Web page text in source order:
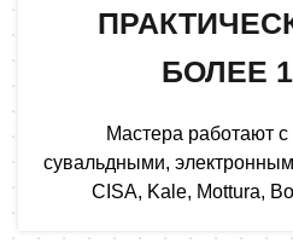
БОЛЕЕ
Мастера работают
сувальдными,
CISA, Kale, Mottura,